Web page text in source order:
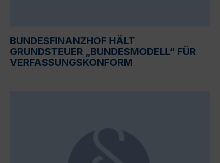
BUNDESFINANZHOF HÄLT
GRUNDSTEUER „BUNDESMODELL“ FÜR
VERFASSUNGSKONFORM